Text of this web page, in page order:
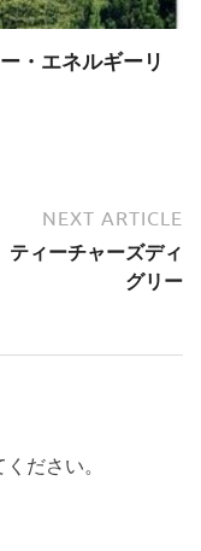
・エネルギーリ
NEXT ARTICLE
ィーチャーズディ
グリー
ください。